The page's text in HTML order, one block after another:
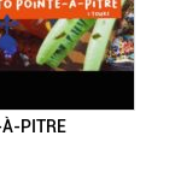
À-PITRE